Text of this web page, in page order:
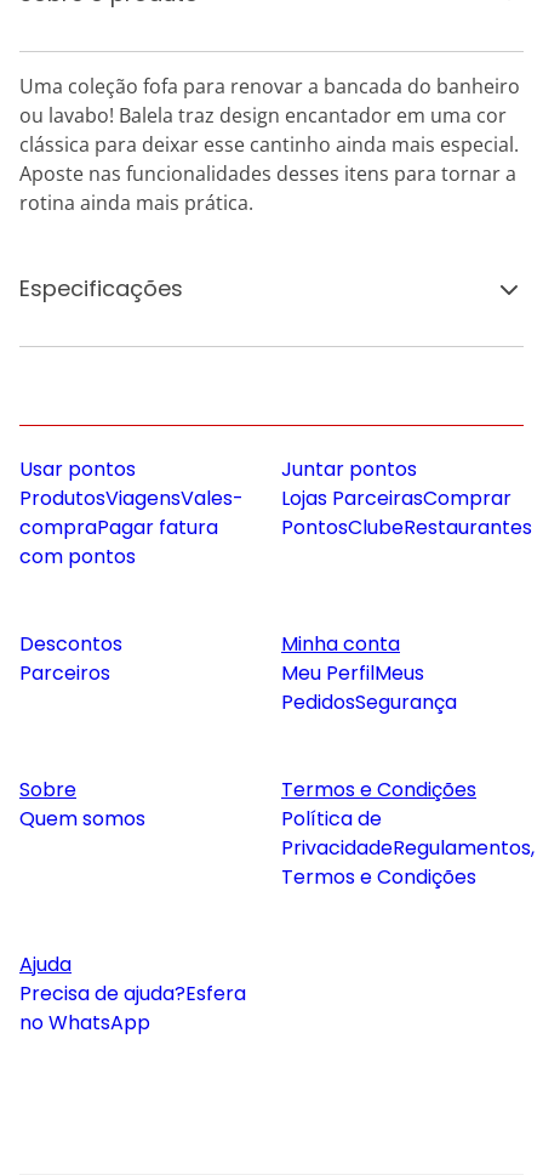
Uma coleção fofa para renovar a bancada do banheiro
ou lavabo! Balela traz design encantador em uma cor
clássica para deixar esse cantinho ainda mais especial.
Aposte nas funcionalidades desses itens para tornar a
rotina ainda mais prática.
Especificações
Usar pontos
ProdutosViagensVales-
compraPagar fatura
com pontos
Juntar pontos
Lojas ParceirasComprar
PontosClubeRestaurantes
Descontos
Parceiros
Minha conta
Meu PerfilMeus
PedidosSegurança
Sobre
Quem somos
Termos e Condições
Política de
PrivacidadeRegulamentos,
Termos e Condições
Ajuda
Precisa de ajuda?Esfera
no WhatsApp